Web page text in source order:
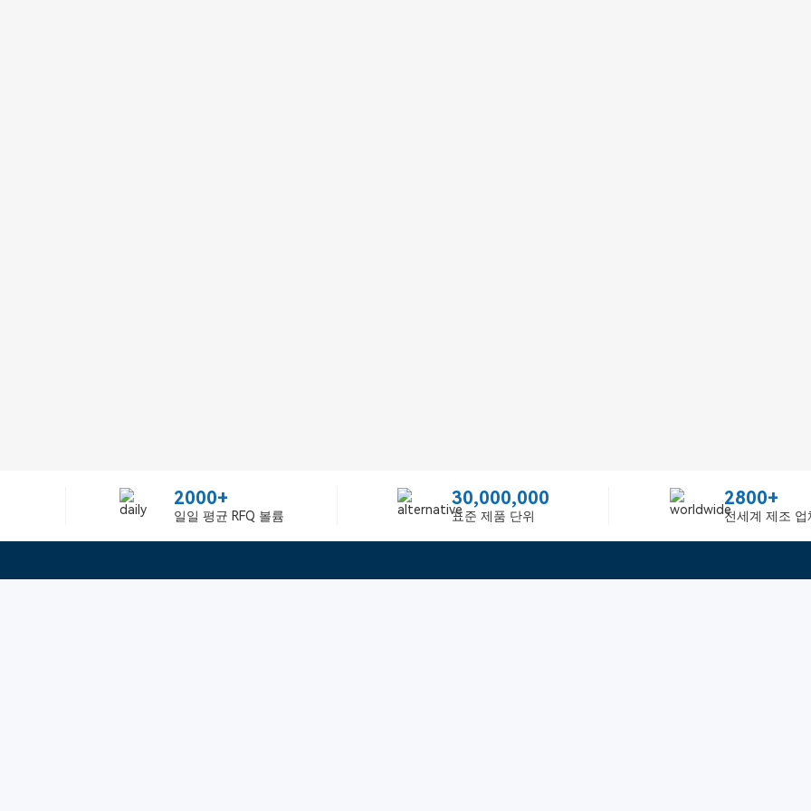
2000+
일일 평균 RFQ 볼륨
30,000,000
표준 제품 단위
2800+
전세계 제조 업